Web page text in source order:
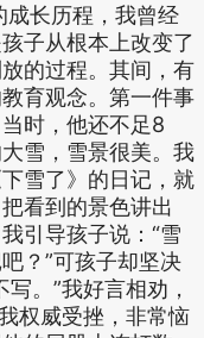
长历程，我曾经
子从根本上改变了
的过程。其间，有
育观念。第一件事
时，他还不足8
雪，雪景很美。我
雪了》的日记，就
看到的景色讲出
引导孩子说：“雪
？”可孩子却坚决
。”我好言相劝，
权威受挫，非常恼